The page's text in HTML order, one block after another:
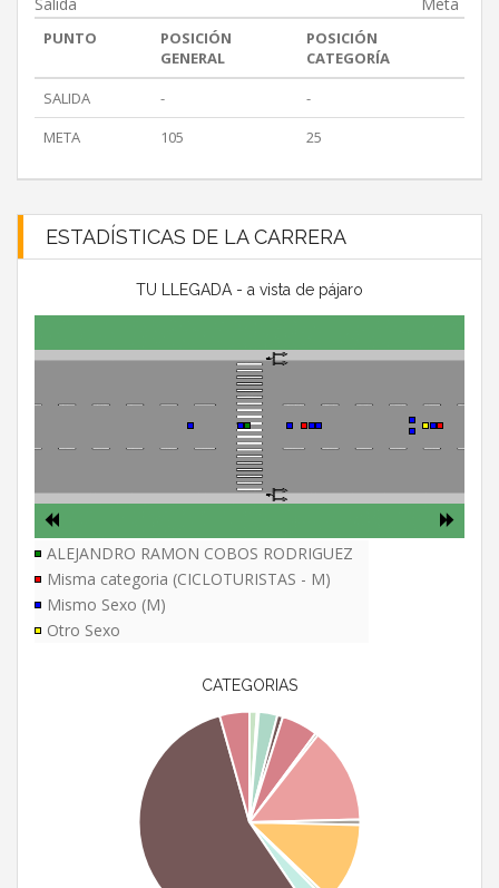
Salida Meta
PUNTO
POSICIÓN
GENERAL
POSICIÓN
CATEGORÍA
SALIDA
-
-
META
105 25
ESTADÍSTICAS DE LA CARRERA
TU LLEGADA - a vista de pájaro
ALEJANDRO RAMON COBOS RODRIGUEZ
Misma categoria (CICLOTURISTAS - M)
Mismo Sexo (M)
Otro Sexo
CATEGORIAS